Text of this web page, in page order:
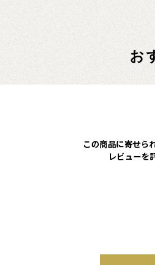
お
この商品に寄せら
レビューを